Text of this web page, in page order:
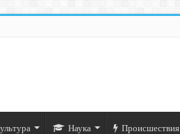
Наука Происшествия